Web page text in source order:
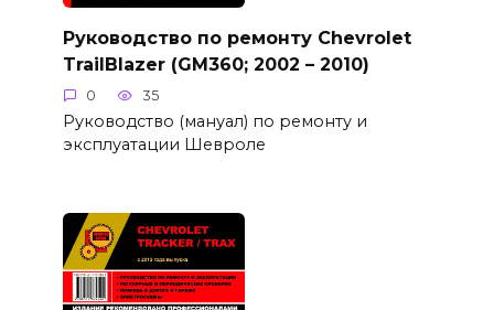
Руководство по ремонту Chevrolet
TrailBlazer (GM360; 2002 – 2010)
0 35
Руководство (мануал) по ремонту и
эксплуатации Шевроле